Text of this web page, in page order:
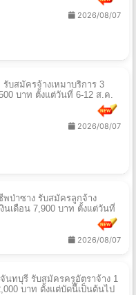
2026/08/07
รับสมัครจ้างเหมาบริการ 3
บาท ตั้งแต่วันที่ 6-12 ส.ค.
2026/08/07
พป่าซาง รับสมัครลูกจ้าง
นเดือน 7,900 บาท ตั้งแต่วันที่
2026/08/07
นทบุรี รับสมัครครูอัตราจ้าง 1
บาท ตั้งแต่บัดนี้เป็นต้นไป